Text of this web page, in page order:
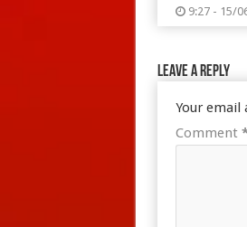
9:27 - 15/
Leave a Reply
Your email
Comment